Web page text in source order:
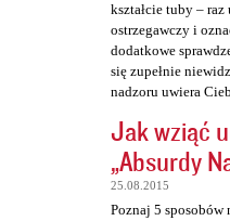
kształcie tuby – raz
ostrzegawczy i
dodatkowe
się zupełnie
nadzoru uwiera
Jak wziąć
„Absurdy
25.08.2015
Poznaj 5 sposobów